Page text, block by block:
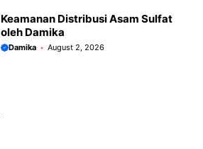
Keamanan Distribusi Asam Sulfat
oleh Damika
Damika August 2, 2026